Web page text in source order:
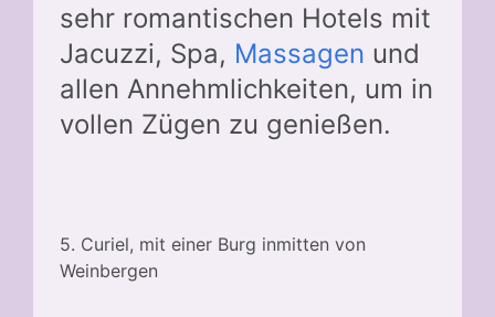
sehr romantischen Hotels mit
Jacuzzi, Spa, Massagen und
allen Annehmlichkeiten, um in
vollen Zügen zu genießen.
5. Curiel, mit einer Burg inmitten von
Weinbergen